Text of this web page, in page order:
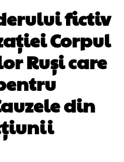
fictiv
Corpul
Ruși care
din